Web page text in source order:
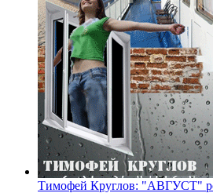
Тимофей Круглов: "АВГУСТ"